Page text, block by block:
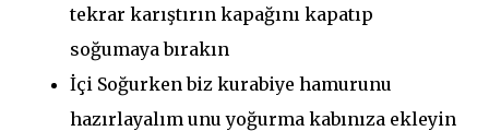
tekrar karıştırın kapağını kapatıp
soğumaya bırakın
İçi Soğurken biz kurabiye hamurunu
hazırlayalım unu yoğurma kabınıza ekleyin